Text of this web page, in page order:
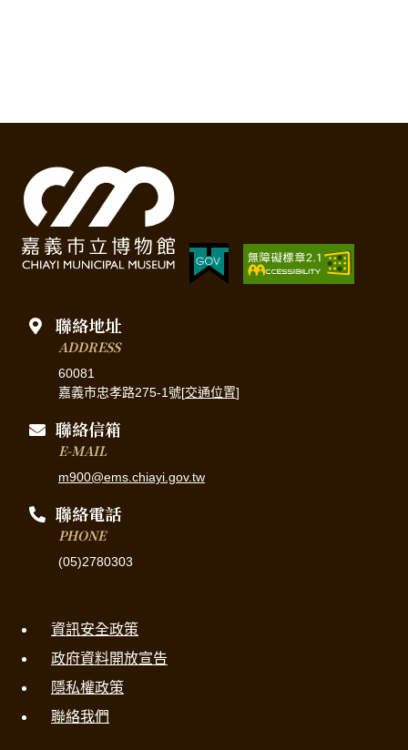
聯絡地址
ADDRESS
60081
嘉義市忠孝路275-1號[交通位置]
聯絡信箱
E-MAIL
m900@ems.chiayi.gov.tw
聯絡電話
PHONE
(05)2780303
資訊安全政策
政府資料開放宣告
隱私權政策
聯絡我們